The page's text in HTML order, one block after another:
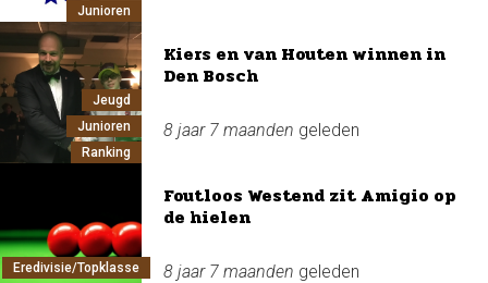
Junioren
Jeugd
Junioren
Ranking
Kiers en van Houten winnen in
Den Bosch
8 jaar 7 maanden geleden
Eredivisie/Topklasse
Foutloos Westend zit Amigio op
de hielen
8 jaar 7 maanden geleden